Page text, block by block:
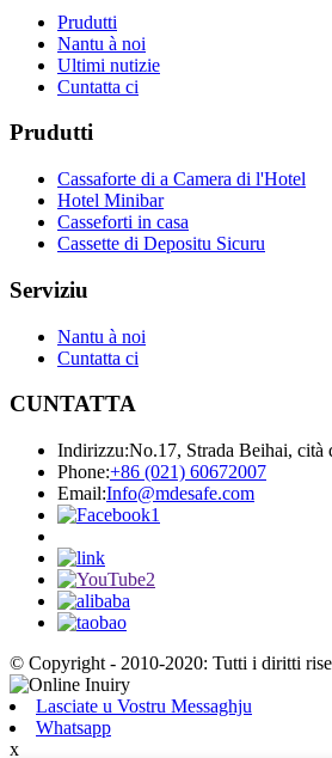
Prudutti
Nantu à noi
Ultimi nutizie
Cuntatta ci
Prudutti
Cassaforte di a Camera di l'Hotel
Hotel Minibar
Casseforti in casa
Cassette di Depositu Sicuru
Serviziu
Nantu à noi
Cuntatta ci
CUNTATTA
Indirizzu:No.17, Strada Beihai, cità
Phone:+86 (021) 60672007
Email:Info@mdesafe.com
© Copyright - 2010-2020: Tutti i diritti
Lasciate u Vostru Messaghju
Whatsapp
x